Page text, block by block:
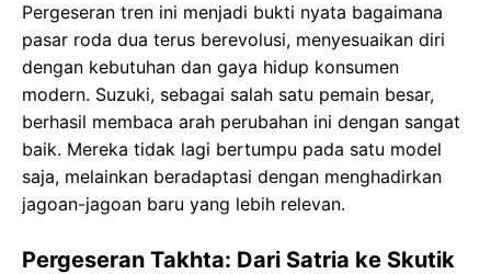
Pergeseran tren ini menjadi bukti nyata bagaimana
pasar roda dua terus berevolusi, menyesuaikan diri
dengan kebutuhan dan gaya hidup konsumen
modern. Suzuki, sebagai salah satu pemain besar,
berhasil membaca arah perubahan ini dengan sangat
baik. Mereka tidak lagi bertumpu pada satu model
saja, melainkan beradaptasi dengan menghadirkan
jagoan-jagoan baru yang lebih relevan.
Pergeseran Takhta: Dari Satria ke Skutik